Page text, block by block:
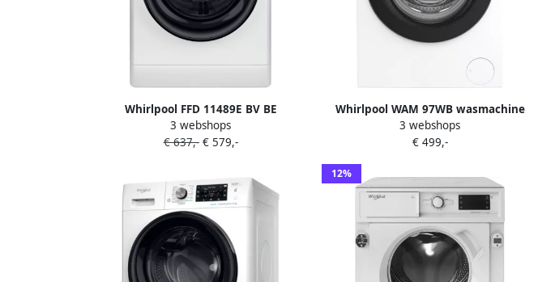
Whirlpool FFD 11489E BV BE
wasmachine Voorbelading 9 kg 1351
RPM Wit
3 webshops
€ 637,-€ 579,-
Whirlpool WAM 97WB wasmachine
Voorbelading 9 kg 1400 RPM Wit
3 webshops
€ 499,-
12%